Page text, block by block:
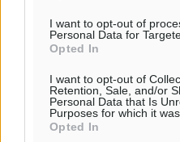
I want to opt-out of
Personal Data for
Opted In
I want to opt-out of
Retention, Sale, and/or
Personal Data that Is
Purposes for which it
Opted In
αγάπης για τα παιδιά
Τοπικές Ειδήσεις
Τουρισμός: Με θετικό
παρά τα
Ειδήσεις• πριν 15 λεπτά